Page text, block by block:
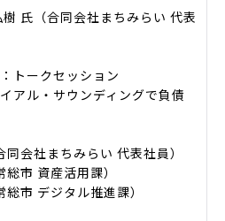
氏（合同会社まちみらい 代表
トークセッション
アル・サウンディングで負債
会社まちみらい 代表社員）
市 資産活用課）
市 デジタル推進課）